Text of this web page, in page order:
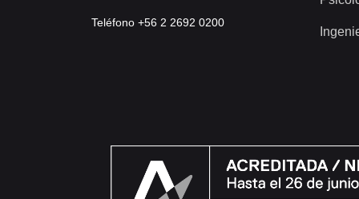
Teléfono +56 2 2692 0200